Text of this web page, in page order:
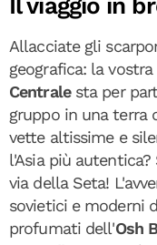
Il viaggio in
Allacciate gli
geografica: la
Centralesta per
gruppo in una terra
vette altissime e
l'Asia più autentica?
via della Seta!
sovietici e moderni
profumati dell'Osh